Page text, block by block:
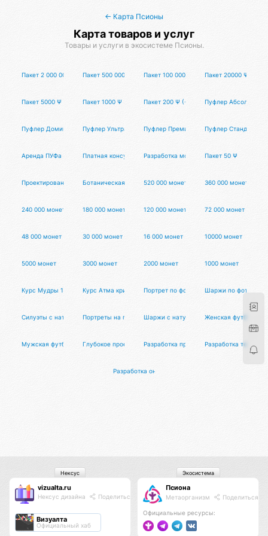
← Карта Псионы
Карта товаров и услуг
Товары и услуги в экосистеме Псионы.
Пакет 2 000 000 Ψ (-60%)Пакет 500 000 Ψ (-50%)Пакет 100 000 Ψ (-45%)Пакет 20000 Ψ (-
Пакет 5000 Ψ (-30%)Пакет 1000 Ψ (-20%) Пакет 200 Ψ (-10%) Пуфлер Абсолют
Пуфлер Доминант Пуфлер Ультра Пуфлер Премиум Пуфлер Стандарт
Аренда ПУФа Платная консультацияРазработка мобильного приложения
Пакет 50 Ψ
Проектирование цифрового продуктаБотаническая свеча "Интуиция"
520 000 монет 360 000 монет
240 000 монет 180 000 монет 120 000 монет 72 000 монет
48 000 монет 30 000 монет 16 000 монет 10000 монет
5000 монет 3000 монет 2000 монет 1000 монет
Курс Мудры 1 уровняКурс Атма крия йогиПортрет по фотографиииШаржи по
Силуэты с натуры на мероприятииПортреты на празднике для гостейШаржи с натуры для гостейЖенская футболка
Мужская футболка ПсионаГлубокое проектирование и запуск ядра платформы
Разработка приложения для Битрикс24
Разработка
Разработка онлайн-сервиса или системы
vizualta.ru
Нексус дизайна Поделиться
Визуалта
Официальный хаб
Нексус
Псиона
Метаорганизм Поделиться
Официальные ресурсы:
Экосистема